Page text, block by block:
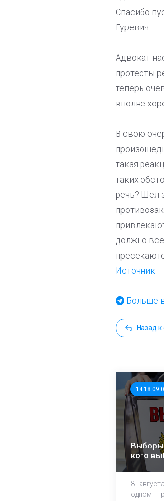
Спасибо
Гуревич.
Адвокат
протесты
теперь
вполне
В свою
такая
таких
речь? Шел
должно
Источник
Больше
Назад к
14:18
Выборы
кого
8
одном